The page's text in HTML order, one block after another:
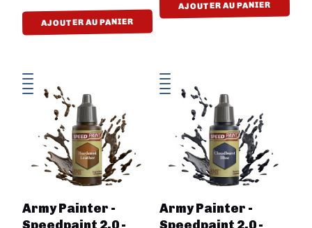
AJOUTER AU PANIER
AJOUTER AU PANIER
Army Painter -
Army Painter -